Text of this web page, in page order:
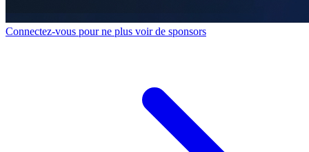
Connectez-vous pour ne plus voir de sponsors